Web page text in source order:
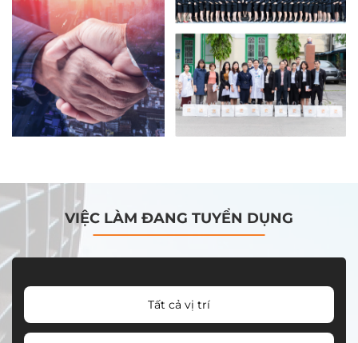
VIỆC LÀM ĐANG TUYỂN DỤNG
Tất cả vị trí